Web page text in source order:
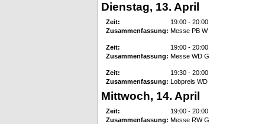
Dienstag, 13. April
Zeit:
19:00 - 20:00
Zusammenfassung: Messe PB W
Zeit:
19:00 - 20:00
Zusammenfassung: Messe WD G
Zeit:
19:30 - 20:00
Zusammenfassung: Lobpreis WD
Mittwoch, 14. April
Zeit:
19:00 - 20:00
Zusammenfassung: Messe RW G